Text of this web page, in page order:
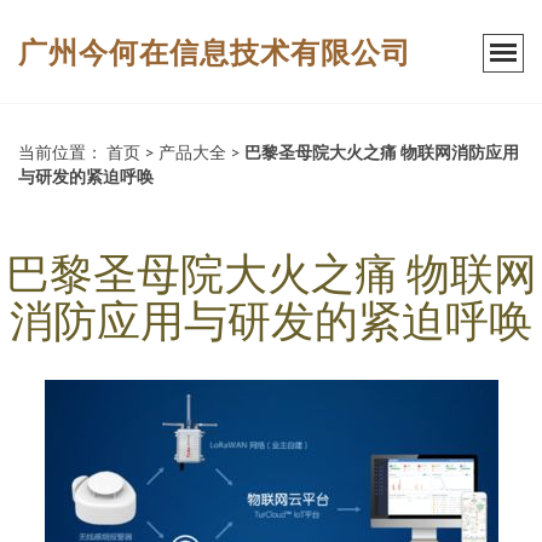
广州今何在信息技术有限公司
当前位置： 首页 > 产品大全 > 巴黎圣母院大火之痛 物联网消防应用
与研发的紧迫呼唤
巴黎圣母院大火之痛 物联网
消防应用与研发的紧迫呼唤